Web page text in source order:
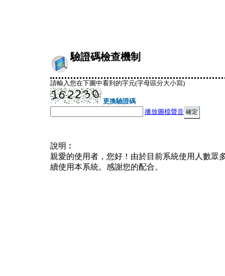
驗證碼檢查機制
請輸入您在下圖中看到的字元(字母區分大小寫)
更換驗證碼
播放圖檔聲音
說明︰
親愛的使用者，您好！由於目前系統使用人數眾
續使用本系統。感謝您的配合。